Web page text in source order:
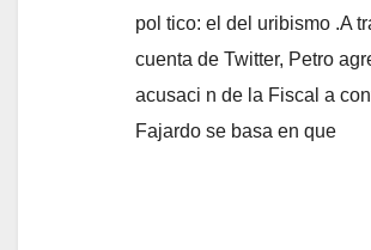
pol tico: el del uribismo .A
cuenta de Twitter, Petro
acusaci n de la Fiscal a
Fajardo se basa en que